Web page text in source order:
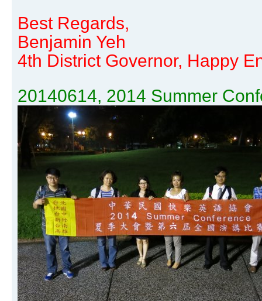
Best Regards,
Benjamin Yeh
4th District Governor, Happy
20140614, 2014 Summer